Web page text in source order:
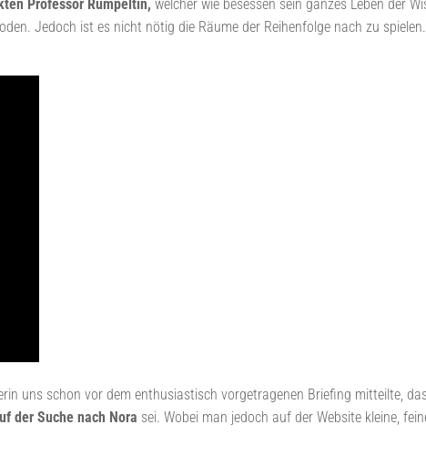
Professor Rumpeltin, welcher wie besessen sein ganzes Leben der
Jedoch ist es nicht nötig die Räume der Reihenfolge nach zu
uns schon vor dem enthusiastisch vorgetragenen Briefing mitteilte,
der Suche nach Nora sei. Wobei man jedoch auf der Website kleine,